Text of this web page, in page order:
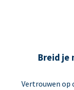
Breid je
Vertrouwen op